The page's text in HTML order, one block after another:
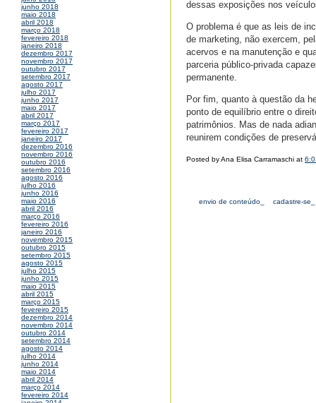
junho 2018
maio 2018
abril 2018
março 2018
fevereiro 2018
janeiro 2018
dezembro 2017
novembro 2017
outubro 2017
setembro 2017
agosto 2017
julho 2017
junho 2017
maio 2017
abril 2017
março 2017
fevereiro 2017
janeiro 2017
dezembro 2016
novembro 2016
outubro 2016
setembro 2016
agosto 2016
julho 2016
junho 2016
maio 2016
abril 2016
março 2016
fevereiro 2016
janeiro 2016
novembro 2015
outubro 2015
setembro 2015
agosto 2015
julho 2015
junho 2015
maio 2015
abril 2015
março 2015
fevereiro 2015
dezembro 2014
novembro 2014
outubro 2014
setembro 2014
agosto 2014
julho 2014
junho 2014
maio 2014
abril 2014
março 2014
fevereiro 2014
dessas exposições nos
O problema é que as leis de
de marketing, não exercem,
acervos e na manutenção e
parceria público-privada
permanente.
Por fim, quanto à questão da
ponto de equilíbrio entre o
patrimônios. Mas de nada
reunirem condições de
Posted by Ana Elisa Carramaschi at
envio de conteúdo_ cadastre-se_